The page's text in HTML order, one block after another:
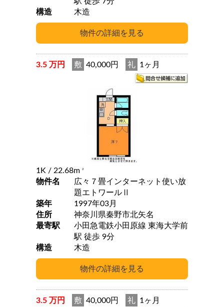
構造
木造
3.5 万円 敷 40,000円 礼 1ヶ月
1K / 22.68m 2
物件名
広々７畳インターネット使い放
題エトワールⅡ
築年
1997年03月
住所
神奈川県秦野市北矢名
最寄駅
小田急電鉄小田原線 東海大学前
駅 徒歩 9分
構造
木造
3.5 万円 敷 40,000円 礼 1ヶ月